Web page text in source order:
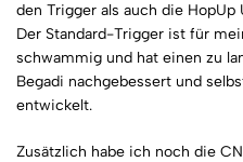
den Trigger als auch die
Der Standard-Trigger ist für
schwammig und hat einen zu
Begadi nachgebessert und
entwickelt.
Zusätzlich habe ich noch die